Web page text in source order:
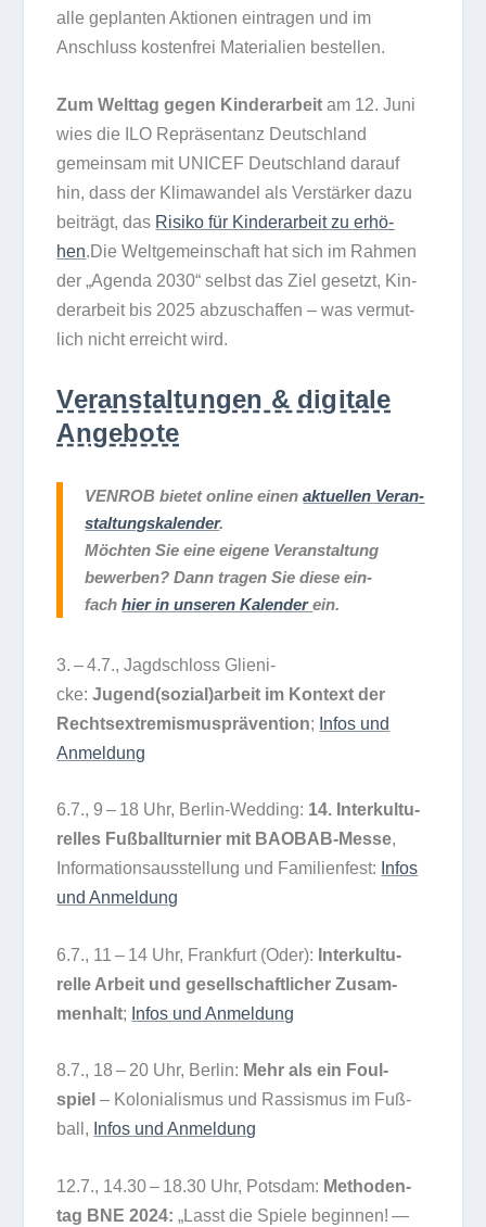
alle geplan­ten Aktio­nen ein­tra­gen und im
Anschluss kos­ten­frei Mate­ria­lien bestellen.
Zum Welt­tag gegen Kin­der­ar­beitam 12. Juni
wies die ILO Reprä­sen­tanz Deutsch­land
gemein­sam mit UNICEF Deutsch­land dar­auf
hin, dass der Kli­ma­wan­del als Ver­stär­ker dazu
bei­trägt, das Risiko für Kin­der­ar­beit zu erhö­
hen.Die Welt­ge­mein­schaft hat sich im Rah­men
der „Agenda 2030“ selbst das Ziel gesetzt, Kin­
der­ar­beit bis 2025 abzu­schaf­fen – was ver­mut­
lich nicht erreicht wird.
Veranstaltungen & digitale
Angebote
VENROB bie­tet online einenaktu­el­len Ver­an­
stal­tungs­ka­len­der.
Möch­ten Sie eine eigene Ver­an­stal­tung
bewer­ben? Dann tra­gen Sie diese ein­
fachhier in unse­ren Kalen­derein.
3. – 4.7., Jagd­schloss Glie­ni­
cke:Jugend(sozial)arbeit im Kon­text der
Rechts­extre­mis­mus­prä­ven­tion; Infos und
Anmeldung
6.7., 9 – 18 Uhr, Ber­lin-Wed­ding: 14. Inter­kul­tu­
rel­les Fuß­ball­tur­nier mit BAO­BAB-Messe,
Infor­ma­ti­ons­aus­stel­lung und Fami­li­en­fest: Infos
und Anmeldung
6.7., 11 – 14 Uhr, Frank­furt (Oder): Inter­kul­tu­
relle Arbeit und gesell­schaft­li­cher Zusam­
men­halt; Infos und Anmeldung
8.7., 18 – 20 Uhr, Ber­lin: Mehr als ein Foul­
spiel– Kolo­nia­lis­mus und Ras­sis­mus im Fuß­
ball, Infos und Anmeldung
12.7., 14.30 – 18.30 Uhr, Pots­dam: Metho­den­
tag BNE 2024: „Lasst die Spiele begin­nen! —